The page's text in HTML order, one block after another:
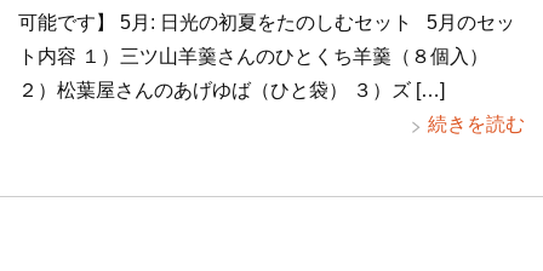
可能です】 5月: 日光の初夏をたのしむセット 5月のセッ
ト内容 １）三ツ山羊羹さんのひとくち羊羹（８個入）
２）松葉屋さんのあげゆば（ひと袋） ３）ズ […]
続きを読む